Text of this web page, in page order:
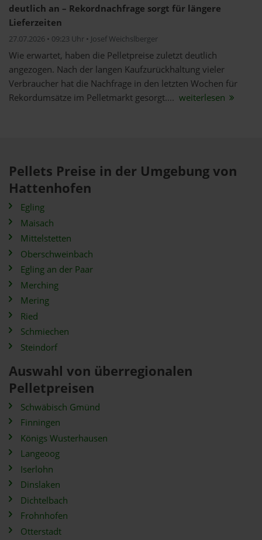
deutlich an – Rekordnachfrage sorgt für längere
Lieferzeiten
27.07.2026 • 09:23 Uhr • Josef Weichslberger
Wie erwartet, haben die Pelletpreise zuletzt deutlich
angezogen. Nach der langen Kaufzurückhaltung vieler
Verbraucher hat die Nachfrage in den letzten Wochen für
Rekordumsätze im Pelletmarkt gesorgt.... weiterlesen
Pellets Preise in der Umgebung von
Hattenhofen
Egling
Maisach
Mittelstetten
Oberschweinbach
Egling an der Paar
Merching
Mering
Ried
Schmiechen
Steindorf
Auswahl von überregionalen
Pelletpreisen
Schwäbisch Gmünd
Finningen
Königs Wusterhausen
Langeoog
Iserlohn
Dinslaken
Dichtelbach
Frohnhofen
Otterstadt